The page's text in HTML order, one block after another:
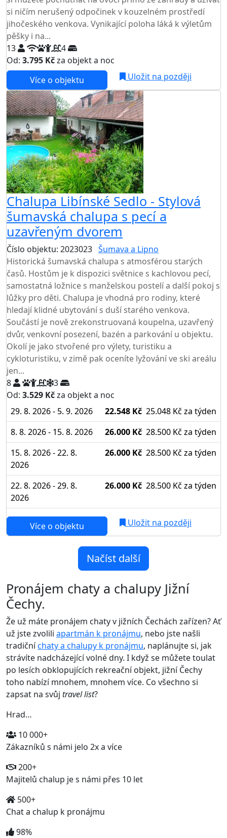
si ničím nerušený odpočinek v kouzelném prostředí
jihočeského venkova. Vynikající poloha láká k výletům
pěšky i na...
13
4
Od: 3.795 Kčza objekt a noc
Více o objektu
Uložit na později
Chalupa Libínské Sedlo - Stylová
šumavská chalupa s pecí a
uzavřeným dvorem
Číslo objektu: 2023023 Šumava a Lipno
Historická šumavská chalupa s atmosférou starých
časů. Hostům je k dispozici světnice s kachlovou pecí,
samostatná ložnice s manželskou postelí a další pokoj s
lůžky pro děti. Chalupa je vhodná pro rodiny, které
hledají klidné ubytování s duší starého venkova.
Součástí je nově zrekonstruovaná koupelna, uzavřený
dvůr, venkovní posezení, bazén a parkování u objektu.
Okolí je jako stvořené pro výlety, turistiku a
cykloturistiku, v zimě pak oceníte lyžování ve ski areálu
jen...
8
3
Od: 3.529 Kčza objekt a noc
29. 8. 2026 - 5. 9. 2026 22.548 Kč 25.048 Kč za týden
8. 8. 2026 - 15. 8. 2026
26.000 Kč 28.500 Kč za týden
15. 8. 2026 - 22. 8.
2026
26.000 Kč 28.500 Kč za týden
22. 8. 2026 - 29. 8.
2026
26.000 Kč 28.500 Kč za týden
Více o objektu Uložit na později
Načíst další
Pronájem chaty a chalupy Jižní
Čechy.
Že už máte pronájem chaty v jižních Čechách zařízen? Ať
už jste zvolili apartmán k pronájmu, nebo jste našli
tradičníchaty a chalupy k pronájmu, naplánujte si, jak
strávíte nadcházející volné dny. I když se můžete toulat
po lesích obklopujících rekreační objekt, jižní Čechy
toho nabízí mnohem, mnohem více. Co všechno si
zapsat na svůj travel list?
Hrad…
10 000+
Zákazníků s námi jelo 2x a více
200+
Majitelů chalup je s námi přes 10 let
500+
Chat a chalup k pronájmu
98%